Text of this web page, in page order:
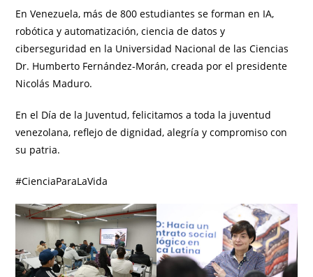
En Venezuela, más de 800 estudiantes se forman en IA,
robótica y automatización, ciencia de datos y
ciberseguridad en la Universidad Nacional de las Ciencias
Dr. Humberto Fernández-Morán, creada por el presidente
Nicolás Maduro.
En el Día de la Juventud, felicitamos a toda la juventud
venezolana, reflejo de dignidad, alegría y compromiso con
su patria.
#CienciaParaLaVida